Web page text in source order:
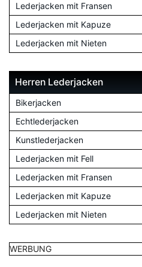
Lederjacken mit Fransen
Lederjacken mit Kapuze
Lederjacken mit Nieten
Herren Lederjacken
Bikerjacken
Echtlederjacken
Kunstlederjacken
Lederjacken mit Fell
Lederjacken mit Fransen
Lederjacken mit Kapuze
Lederjacken mit Nieten
WERBUNG